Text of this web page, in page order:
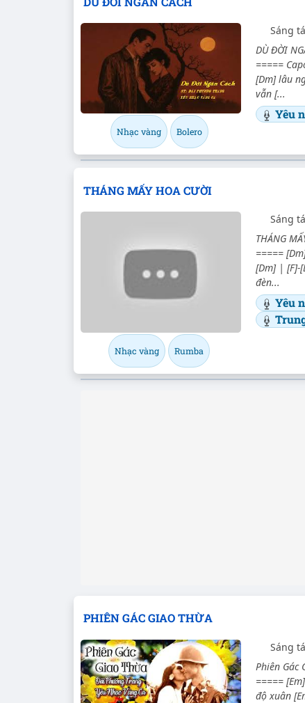
Nhạc vàng Bolero
Sáng
DÙ ĐỜI
=====
[Dm] lâu
vẫn [...
Yêu
THÁNG MẤY HOA CƯỜI
Nhạc vàng Rumba
Sáng
THÁNG
=====
[Dm] | [F]-
đèn...
Yêu
PHIÊN GÁC GIAO THỪA
Sáng
Phiên Gác
=====
độ xuân